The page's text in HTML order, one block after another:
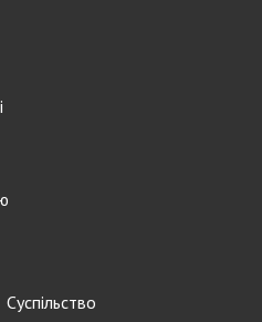
Суспільство